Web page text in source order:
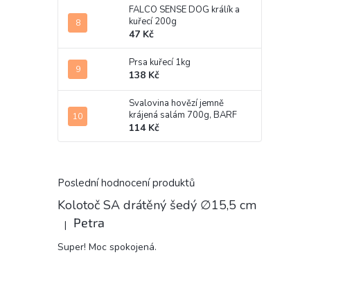
FALCO SENSE DOG králík a
kuřecí 200g
47 Kč
Prsa kuřecí 1kg
138 Kč
Svalovina hovězí jemně
krájená salám 700g, BARF
114 Kč
Poslední hodnocení produktů
Kolotoč SA drátěný šedý ∅15,5 cm
Hodnocení produktu je 5 z 5 hvězdiček.
| Petra
Super! Moc spokojená.